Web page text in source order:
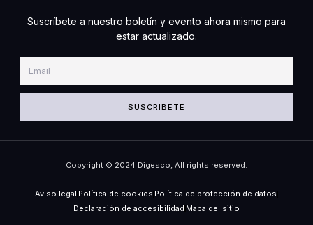
Suscríbete a nuestro boletín y evento ahora mismo para
estar actualizado.
SUSCRÍBETE
Copyright © 2024 Digesco, All rights reserved.
Aviso legal Política de cookies Política de protección de datos
Declaración de accesibilidad Mapa del sitio